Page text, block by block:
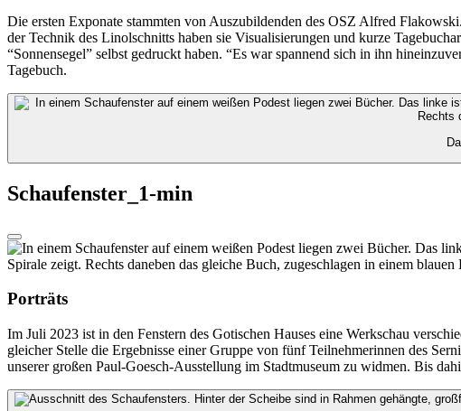
Die ersten Exponate stammten von Auszubildenden des OSZ Alfred Flakowski
der Technik des Linolschnitts haben sie Visualisierungen und kurze
“Sonnensegel” selbst gedruckt haben. “Es war spannend sich in ihn
Tagebuch.
Schaufenster_1-min
Porträts
Im Juli 2023 ist in den Fenstern des Gotischen Hauses eine Werkschau
gleicher Stelle die Ergebnisse einer Gruppe von fünf Teilnehmerinnen des
unserer großen Paul-Goesch-Ausstellung im Stadtmuseum zu widmen. Bis